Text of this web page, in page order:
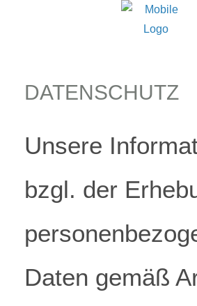
DATENSCHUTZ
Unsere
bzgl. der
Daten gemäß